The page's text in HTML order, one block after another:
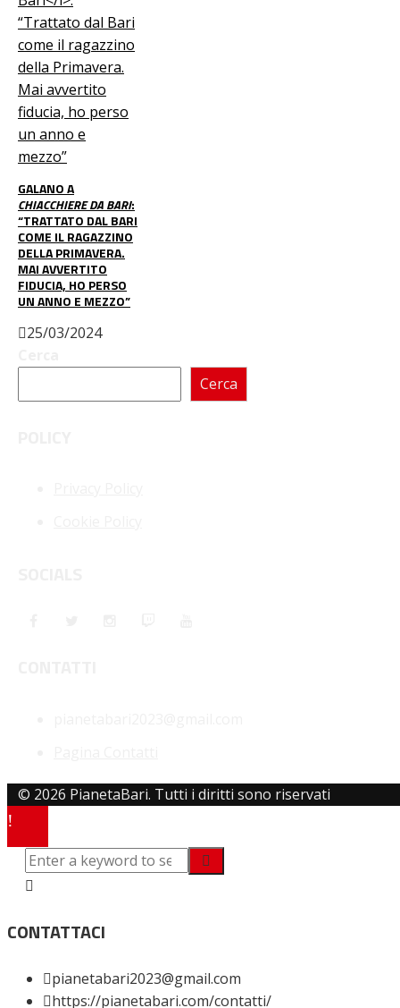
GALANO A
CHIACCHIERE DA BARI:
“TRATTATO DAL BARI
COME IL RAGAZZINO
DELLA PRIMAVERA.
MAI AVVERTITO
FIDUCIA, HO PERSO
UN ANNO E MEZZO”
25/03/2024
Cerca
© 2026 PianetaBari. Tutti i diritti sono riservati
CONTATTACI
pianetabari2023@gmail.com
https://pianetabari.com/contatti/